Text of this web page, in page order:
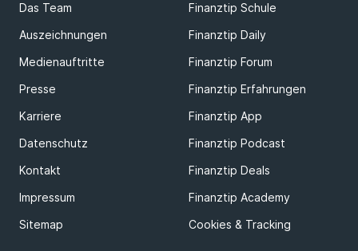
Das Team
Finanztip Schule
Auszeichnungen
Finanztip Daily
Medienauftritte
Finanztip Forum
Presse
Finanztip Erfahrungen
Karriere
Finanztip App
Datenschutz
Finanztip Podcast
Kontakt
Finanztip Deals
Impressum
Finanztip Academy
Sitemap
Cookies & Tracking